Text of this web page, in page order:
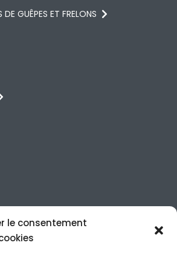
le consentement
GUÊPES ET FRELONS